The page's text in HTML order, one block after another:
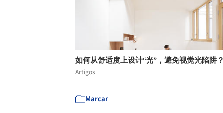
如何从舒适度上设计“光”，避免视觉光陷阱？
Artigos
Marcar